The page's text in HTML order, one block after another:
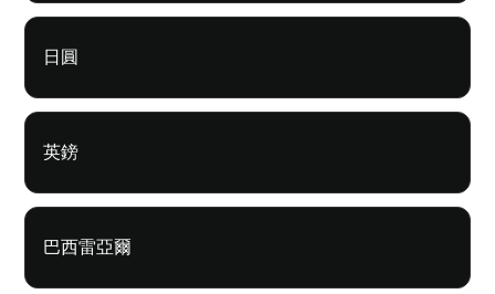
日圓
英鎊
巴西雷亞爾